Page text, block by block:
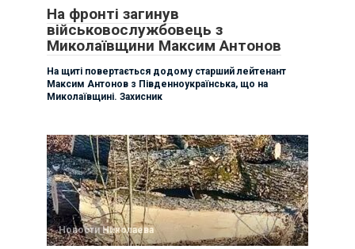
На фронті загинув
військовослужбовець з
Миколаївщини Максим Антонов
На щиті повертається додому старший лейтенант
Максим Антонов з Південноукраїнська, що на
Миколаївщині. Захисник
Новости Николаева